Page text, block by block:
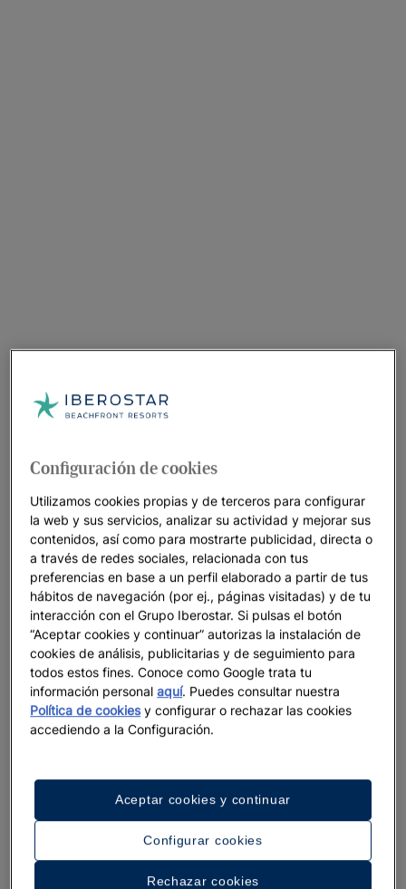
Configuración de cookies
Utilizamos cookies propias y de terceros para configurar
la web y sus servicios, analizar su actividad y mejorar sus
contenidos, así como para mostrarte publicidad, directa o
a través de redes sociales, relacionada con tus
preferencias en base a un perfil elaborado a partir de tus
hábitos de navegación (por ej., páginas visitadas) y de tu
interacción con el Grupo Iberostar. Si pulsas el botón
“Aceptar cookies y continuar” autorizas la instalación de
cookies de análisis, publicitarias y de seguimiento para
todos estos fines. Conoce como Google trata tu
información personalaquí. Puedes consultar nuestra
Política de cookiesy configurar o rechazar las cookies
accediendo a la Configuración.
Configurar cookies
Rechazar cookies
Aceptar cookies y continuar